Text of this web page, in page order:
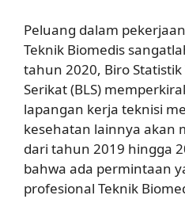
Peluang dalam
Teknik Biomedis
tahun 2020, Biro
Serikat (BLS)
lapangan kerja teknisi
kesehatan lainnya akan
dari tahun 2019 hingga
bahwa ada permintaan
profesional Teknik